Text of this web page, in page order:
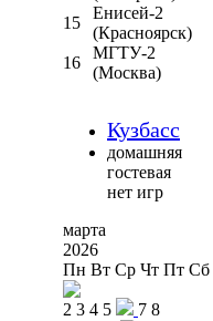
15
Енисей-2
(Красноярск)
16
МГТУ-2
(Москва)
Кузбасс
домашняя
гостевая
нет игр
марта
2026
Пн Вт Ср Чт Пт Сб
2 3 4 5 7 8